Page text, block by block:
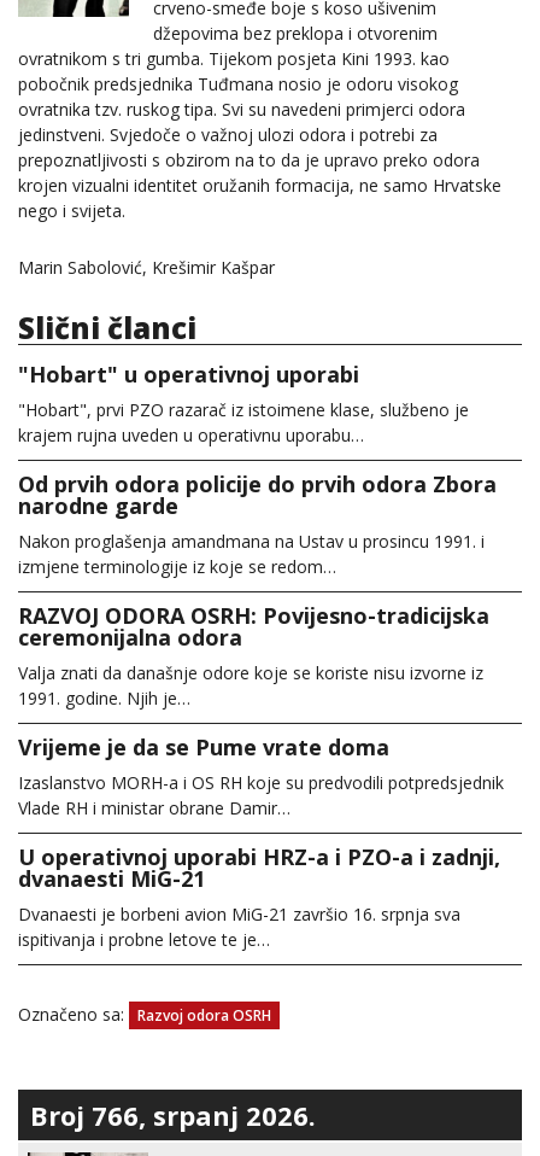
crveno-smeđe boje s koso ušivenim
džepovima bez preklopa i otvorenim
ovratnikom s tri gumba. Tijekom posjeta Kini 1993. kao
pobočnik predsjednika Tuđmana nosio je odoru visokog
ovratnika tzv. ruskog tipa. Svi su navedeni primjerci odora
jedinstveni. Svjedoče o važnoj ulozi odora i potrebi za
prepoznatljivosti s obzirom na to da je upravo preko odora
krojen vizualni identitet oružanih formacija, ne samo Hrvatske
nego i svijeta.
Marin Sabolović, Krešimir Kašpar
Slični članci
"Hobart" u operativnoj uporabi
"Hobart", prvi PZO razarač iz istoimene klase, službeno je
krajem rujna uveden u operativnu uporabu…
Od prvih odora policije do prvih odora Zbora
narodne garde
Nakon proglašenja amandmana na Ustav u prosincu 1991. i
izmjene terminologije iz koje se redom…
RAZVOJ ODORA OSRH: Povijesno-tradicijska
ceremonijalna odora
Valja znati da današnje odore koje se koriste nisu izvorne iz
1991. godine. Njih je…
Vrijeme je da se Pume vrate doma
Izaslanstvo MORH-a i OS RH koje su predvodili potpredsjednik
Vlade RH i ministar obrane Damir…
U operativnoj uporabi HRZ-a i PZO-a i zadnji,
dvanaesti MiG-21
Dvanaesti je borbeni avion MiG-21 završio 16. srpnja sva
ispitivanja i probne letove te je…
Označeno sa: Razvoj odora OSRH
Broj 766, srpanj 2026.